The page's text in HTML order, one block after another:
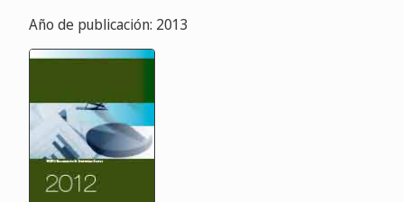
Año de publicación: 2013